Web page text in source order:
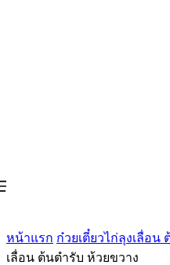
หน้าแรก ก๋วยเตี๋ยวไก่ลุงเลื่อน
เลื่อน ต้นตำรับ ห้วยขวาง